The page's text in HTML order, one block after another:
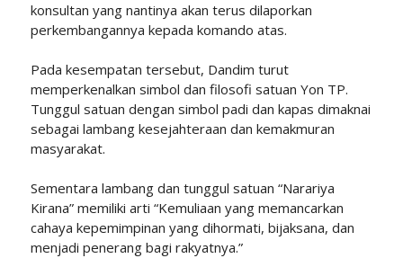
konsultan yang nantinya akan terus dilaporkan
perkembangannya kepada komando atas.
Pada kesempatan tersebut, Dandim turut
memperkenalkan simbol dan filosofi satuan Yon TP.
Tunggul satuan dengan simbol padi dan kapas dimaknai
sebagai lambang kesejahteraan dan kemakmuran
masyarakat.
Sementara lambang dan tunggul satuan “Narariya
Kirana” memiliki arti “Kemuliaan yang memancarkan
cahaya kepemimpinan yang dihormati, bijaksana, dan
menjadi penerang bagi rakyatnya.”